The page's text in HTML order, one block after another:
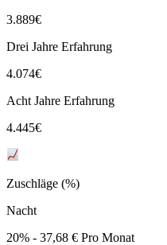
3.889€
Drei Jahre Erfahrung
4.074€
Acht Jahre Erfahrung
4.445€
Zuschläge (%)
Nacht
20% - 37,68 € Pro Monat